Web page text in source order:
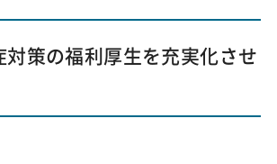
対策の福利厚生を充実化させ